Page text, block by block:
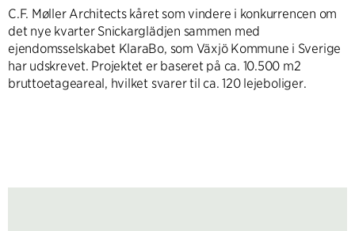
C.F. Møller Architects kåret som vindere i konkurrencen om
det nye kvarter Snickarglädjen sammen med
ejendomsselskabet KlaraBo, som Växjö Kommune i Sverige
har udskrevet. Projektet er baseret på ca. 10.500 m2
bruttoetageareal, hvilket svarer til ca. 120 lejeboliger.